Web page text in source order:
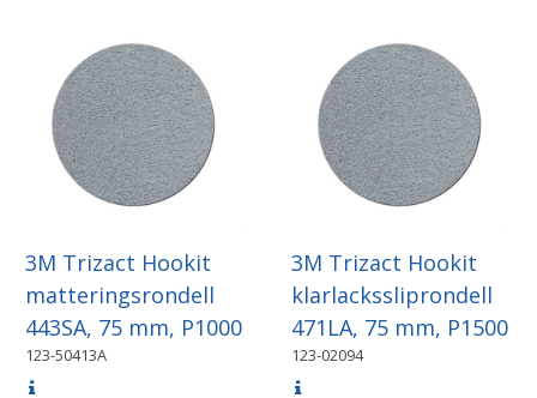
3M Trizact Hookit
matteringsrondell
443SA, 75 mm, P1000
123-50413A
3M Trizact Hookit
klarlackssliprondell
471LA, 75 mm, P1500
123-02094